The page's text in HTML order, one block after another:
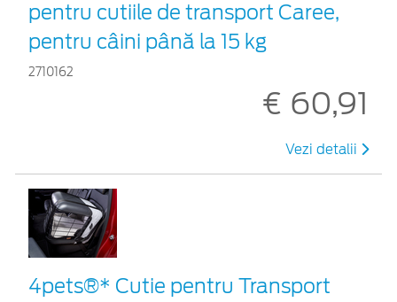
pentru cutiile de transport Caree,
pentru câini până la 15 kg
2710162
€ 60,91
Vezi detalii
4pets®* Cutie pentru Transport